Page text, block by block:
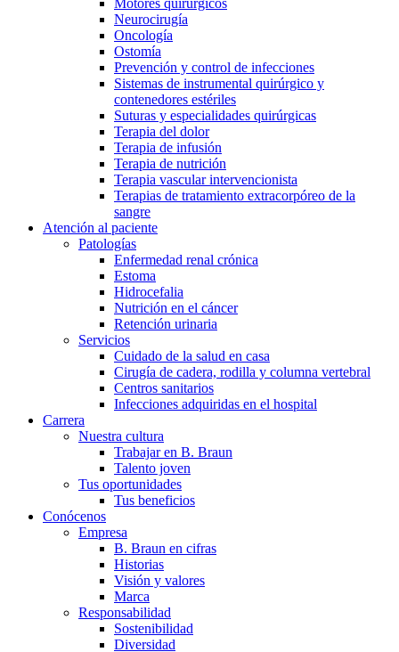
Motores quirúrgicos
Neurocirugía
Oncología
Ostomía
Prevención y control de infecciones
Sistemas de instrumental quirúrgico y
contenedores estériles
Suturas y especialidades quirúrgicas
Terapia del dolor
Terapia de infusión
Terapia de nutrición
Terapia vascular intervencionista
Terapias de tratamiento extracorpóreo de la
sangre
Atención al paciente
Patologías
Enfermedad renal crónica
Estoma
Hidrocefalia
Nutrición en el cáncer
Retención urinaria
Servicios
Cuidado de la salud en casa
Cirugía de cadera, rodilla y columna vertebral
Centros sanitarios
Infecciones adquiridas en el hospital
Carrera
Nuestra cultura
Trabajar en B. Braun
Talento joven
Tus oportunidades
Tus beneficios
Conócenos
Empresa
B. Braun en cifras
Historias
Visión y valores
Marca
Responsabilidad
Sostenibilidad
Diversidad